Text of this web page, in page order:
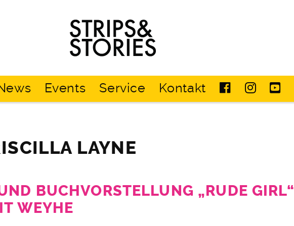
Strips
&
Stories
Events Service Kontakt
LAYNE
BUCHVORSTELLUNG „RUDE GIRL“
WEYHE